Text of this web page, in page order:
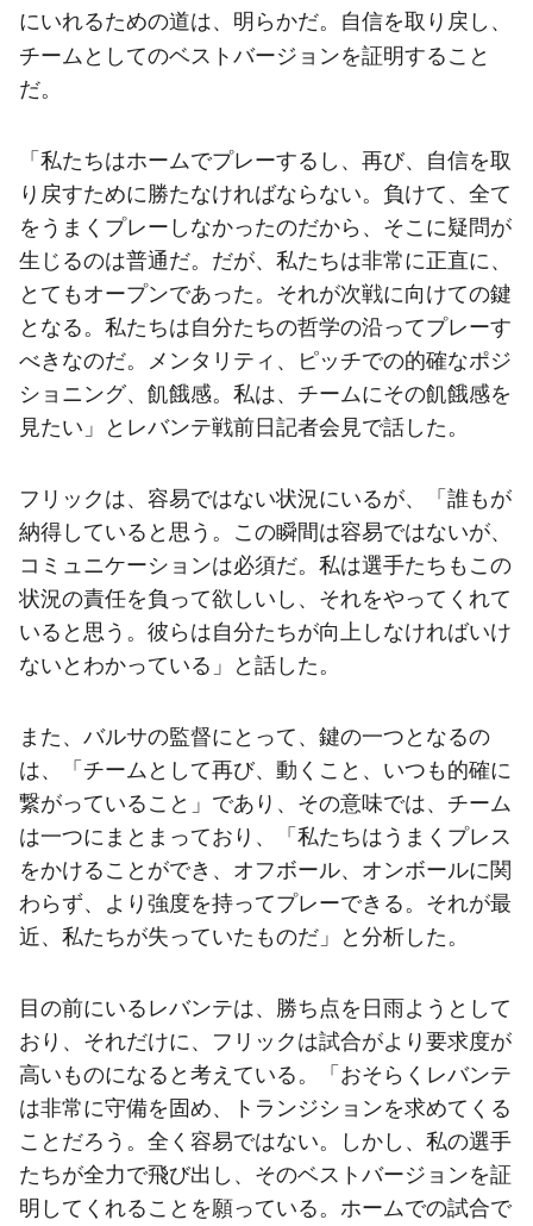
結果
にいれるための道は、明らかだ。 自信を取り戻し、
チームとしてのベストバージョンを証明すること
だ。
「私たちはホームでプレーするし、再び、自信を取
り戻すために勝たなければならない。負けて、全て
をうまくプレーしなかったのだから、そこに疑問が
生じるのは普通だ。だが、私たちは非常に正直に、
とてもオープンであった。それが次戦に向けての鍵
となる。私たちは自分たちの哲学の沿ってプレーす
べきなのだ。メンタリティ、ピッチでの的確なポジ
ショニング、飢餓感。私は、チームにその飢餓感を
見たい」とレバンテ戦前日記者会見で話した。
フリックは、容易ではない状況にいるが、「誰もが
納得していると思う。この瞬間は容易ではないが、
コミュニケーションは必須だ。私は選手たちもこの
状況の責任を負って欲しいし、それをやってくれて
いると思う。彼らは自分たちが向上しなければいけ
ないとわかっている」と話した。
また、バルサの監督にとって、鍵の一つとなるの
は、「チームとして再び、動くこと、いつも的確に
繋がっていること」であり、その意味では、チーム
は一つにまとまっており、「私たちはうまくプレス
をかけることができ、オフボール、オンボールに関
わらず、より強度を持ってプレーできる。それが最
近、私たちが失っていたものだ」と分析した。
目の前にいるレバンテは、勝ち点を日雨ようとして
おり、それだけに、フリックは試合がより要求度が
高いものになると考えている。「おそらくレバンテ
は非常に守備を固め、トランジションを求めてくる
ことだろう。全く容易ではない。しかし、私の選手
たちが全力で飛び出し、そのベストバージョンを証
明してくれることを願っている。ホームでの試合で